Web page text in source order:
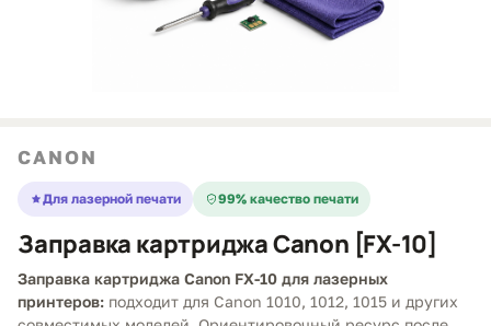
CANON
Для лазерной печати 99% качество печати
Заправка картриджа Canon [FX-10]
Заправка картриджа Canon FX-10 для лазерных
принтеров: подходит для Canon 1010, 1012, 1015 и других